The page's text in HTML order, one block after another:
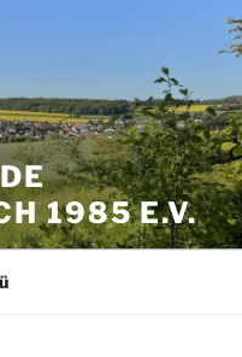
1985 E.V.